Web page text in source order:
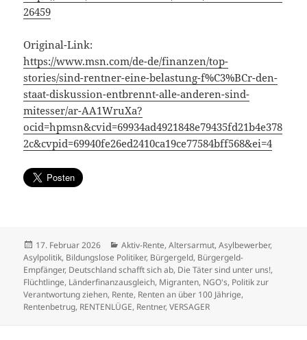
26459
Original-Link:
https://www.msn.com/de-de/finanzen/top-
stories/sind-rentner-eine-belastung-f%C3%BCr-den-
staat-diskussion-entbrennt-alle-anderen-sind-
mitesser/ar-AA1WruXa?
ocid=hpmsn&cvid=69934ad4921848e79435fd21b4e378
2c&cvpid=69940fe26ed2410ca19ce77584bff568&ei=4
Veröffentlicht
am
17. Februar 2026 Kategorien
Aktiv-Rente,Altersarmut,Asylbewerber,
Asylpolitik, Bildungslose Politiker, Bürgergeld, Bürgergeld-
Empfänger, Deutschland schafft sich ab, Die Täter sind unter uns!,
Flüchtlinge, Länderfinanzausgleich, Migranten, NGO's, Politik zur
Verantwortung ziehen, Rente, Renten an über 100 Jährige,
Rentenbetrug, RENTENLÜGE, Rentner,VERSAGER